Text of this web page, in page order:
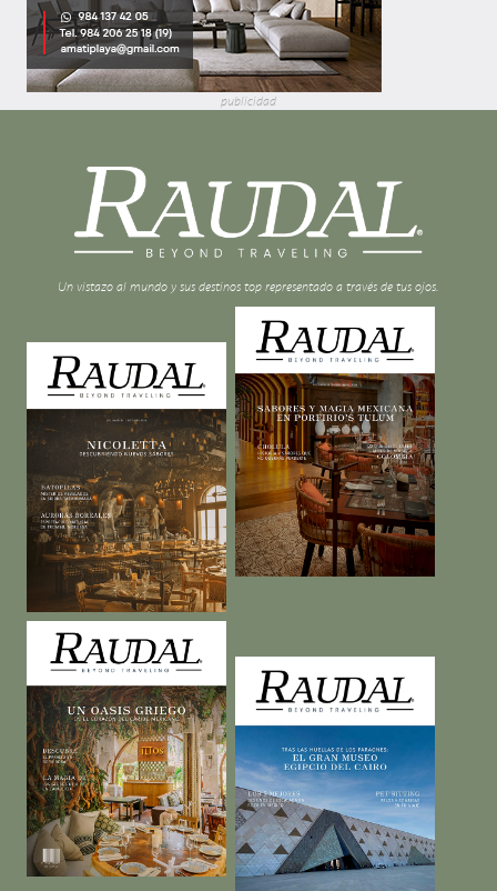
publicidad
Un vistazo al mundo y sus destinos top representado a través de tus ojos.